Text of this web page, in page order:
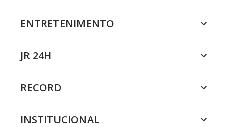
ENTRETENIMENTO
JR 24H
RECORD
INSTITUCIONAL